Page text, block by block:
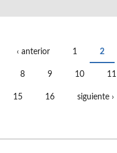
‹ anterior 1 2
8 9 10 11
15 16 siguiente ›